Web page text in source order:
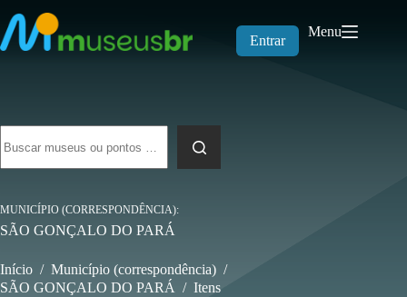
para
o
conteúdo
Entrar
Menu
resultados
MUNICÍPIO (CORRESPONDÊNCIA)
SÃO GONÇALO DO PARÁ
Início / Município (correspondência) /
SÃO GONÇALO DO PARÁ / Itens